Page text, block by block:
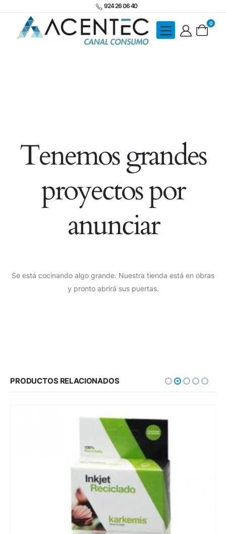
924 26 06 40
0
Tenemos grandes
proyectos por
anunciar
Se está cocinando algo grande. Nuestra tienda está en obras
y pronto abrirá sus puertas.
PRODUCTOS RELACIONADOS